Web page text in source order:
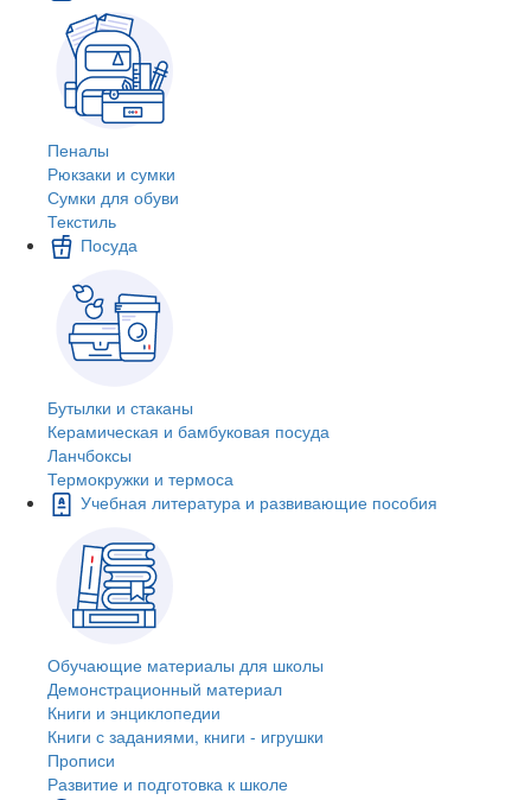
Пеналы
Рюкзаки и сумки
Сумки для обуви
Текстиль
Посуда
Бутылки и стаканы
Керамическая и бамбуковая посуда
Ланчбоксы
Термокружки и термоса
Учебная литература и развивающие пособия
Обучающие материалы для школы
Демонстрационный материал
Книги и энциклопедии
Книги с заданиями, книги - игрушки
Прописи
Развитие и подготовка к школе